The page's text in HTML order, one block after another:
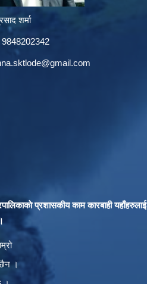
शर्मा
9848202342
प्रशासकीय काम कारबाही यहाँहरुलाई
छैन ।